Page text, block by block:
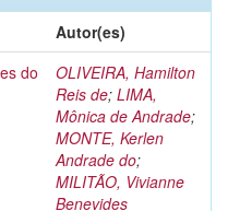
Autor(es)
do
OLIVEIRA, Hamilton
Reis de; LIMA,
Mônica de Andrade;
MONTE, Kerlen
Andrade do;
MILITÃO, Vivianne
Benevides